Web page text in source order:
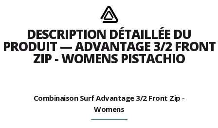
DESCRIPTION DÉTAILLÉE DU
PRODUIT — ADVANTAGE 3/2 FRONT
ZIP - WOMENS PISTACHIO
Combinaison Surf Advantage 3/2 Front Zip -
Womens